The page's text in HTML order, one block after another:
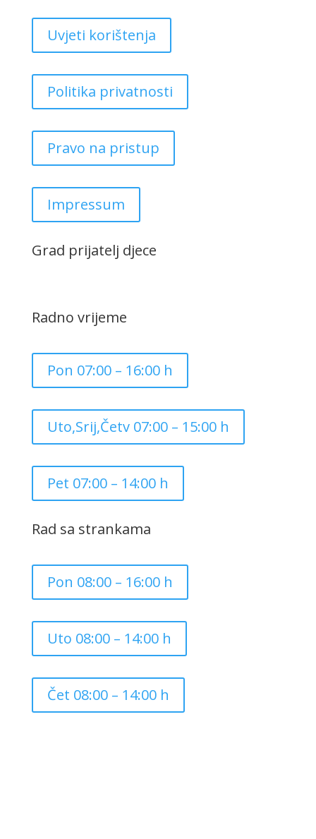
Uvjeti korištenja
Politika privatnosti
Pravo na pristup
Impressum
Grad prijatelj djece
Radno vrijeme
Pon 07:00 – 16:00 h
Uto,Srij,Četv 07:00 – 15:00 h
Pet 07:00 – 14:00 h
Rad sa strankama
Pon 08:00 – 16:00 h
Uto 08:00 – 14:00 h
Čet 08:00 – 14:00 h